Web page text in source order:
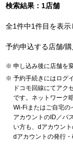
検索結果：1店舗
全1件中1件目を表
予約申込する店舗/
申し込み後に店舗を
予約手続きにはログ
ドコモ回線にてアク
です。ネットワーク
Wi-Fiまたはご自宅の
アカウントのID／パ
い方も、dアカウント
dアカウントの発行・